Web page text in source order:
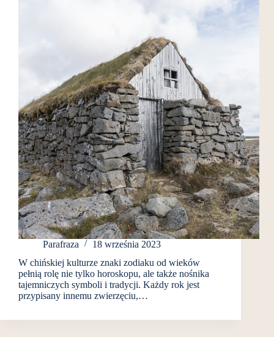
Parafraza
18 września 2023
W chińskiej kulturze znaki zodiaku od wieków
pełnią rolę nie tylko horoskopu, ale także nośnika
tajemniczych symboli i tradycji. Każdy rok jest
przypisany innemu zwierzęciu,…